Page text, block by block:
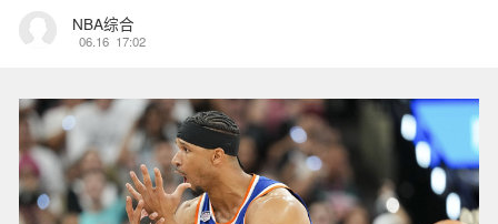
NBA综合
06.16 17:02